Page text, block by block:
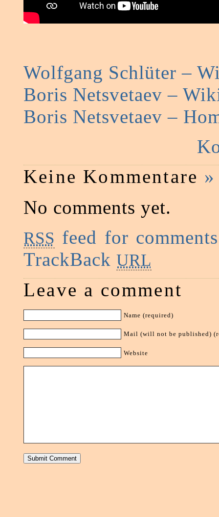
Wolfgang Schlüter –
Boris Netsvetaev –
Boris Netsvetaev –
Keine Kommentare »
No comments yet.
RSS feed for
TrackBack URL
Leave a comment
Name (required)
Mail (will not be published)
Website